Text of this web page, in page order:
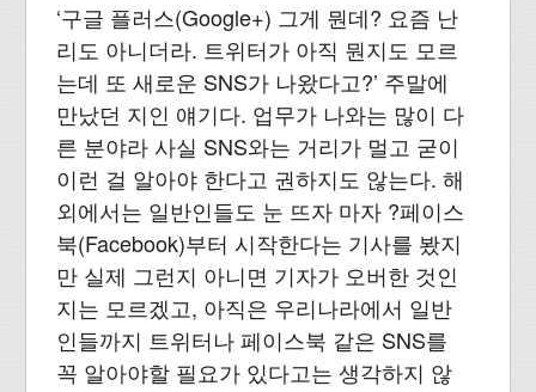
‘구글 플러스(Google+) 그게 뭔데? 요즘 난
리도 아니더라. 트위터가 아직 뭔지도 모르
는데 또 새로운 SNS가 나왔다고?’ 주말에
만났던 지인 얘기다. 업무가 나와는 많이 다
른 분야라 사실 SNS와는 거리가 멀고 굳이
이런 걸 알아야 한다고 권하지도 않는다. 해
외에서는 일반인들도 눈 뜨자 마자 ?페이스
북(Facebook)부터 시작한다는 기사를 봤지
만 실제 그런지 아니면 기자가 오버한 것인
지는 모르겠고, 아직은 우리나라에서 일반
인들까지 트위터나 페이스북 같은 SNS를
꼭 알아야할 필요가 있다고는 생각하지 않